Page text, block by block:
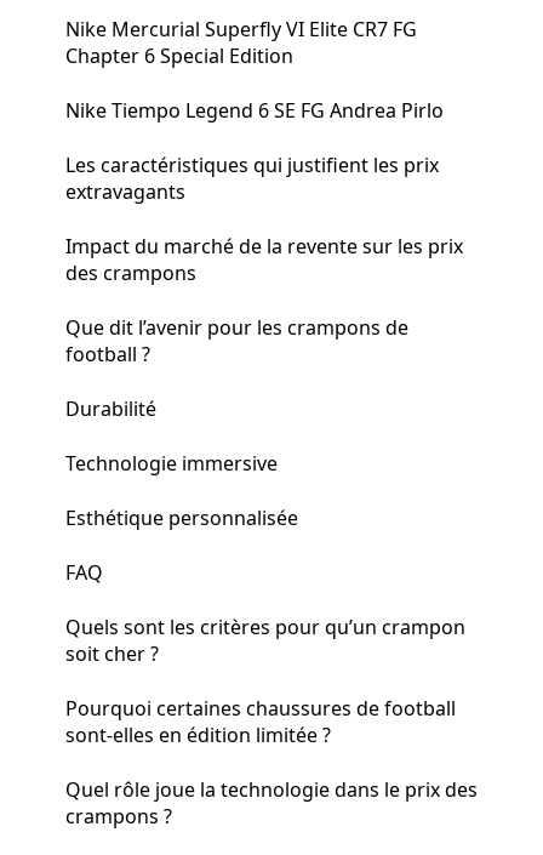
Nike Mercurial Superfly VI Elite CR7 FG
Chapter 6 Special Edition
Nike Tiempo Legend 6 SE FG Andrea Pirlo
Les caractéristiques qui justifient les prix
extravagants
Impact du marché de la revente sur les prix
des crampons
Que dit l’avenir pour les crampons de
football ?
Durabilité
Technologie immersive
Esthétique personnalisée
FAQ
Quels sont les critères pour qu’un crampon
soit cher ?
Pourquoi certaines chaussures de football
sont-elles en édition limitée ?
Quel rôle joue la technologie dans le prix des
crampons ?